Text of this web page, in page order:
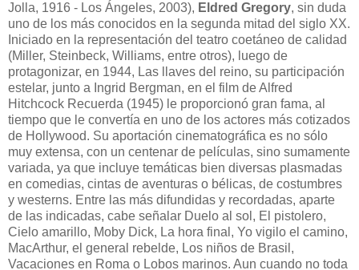
Jolla, 1916 - Los Ángeles, 2003), Eldred Gregory, sin duda
uno de los más conocidos en la segunda mitad del siglo XX.
Iniciado en la representación del teatro coetáneo de calidad
(Miller, Steinbeck, Williams, entre otros), luego de
protagonizar, en 1944, Las llaves del reino, su participación
estelar, junto a Ingrid Bergman, en el film de Alfred
Hitchcock Recuerda (1945) le proporcionó gran fama, al
tiempo que le convertía en uno de los actores más cotizados
de Hollywood. Su aportación cinematográfica es no sólo
muy extensa, con un centenar de películas, sino sumamente
variada, ya que incluye temáticas bien diversas plasmadas
en comedias, cintas de aventuras o bélicas, de costumbres
y westerns. Entre las más difundidas y recordadas, aparte
de las indicadas, cabe señalar Duelo al sol, El pistolero,
Cielo amarillo, Moby Dick, La hora final, Yo vigilo el camino,
MacArthur, el general rebelde, Los niños de Brasil,
Vacaciones en Roma o Lobos marinos. Aun cuando no toda